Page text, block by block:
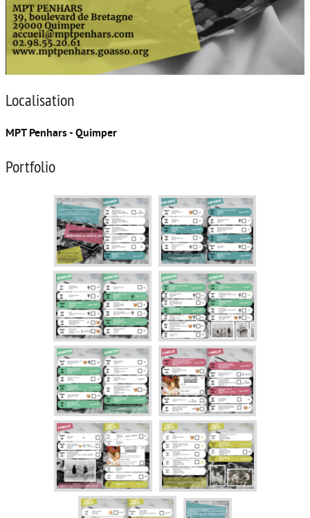
Localisation
MPT Penhars - Quimper
Portfolio